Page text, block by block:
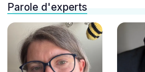
Parole d'experts